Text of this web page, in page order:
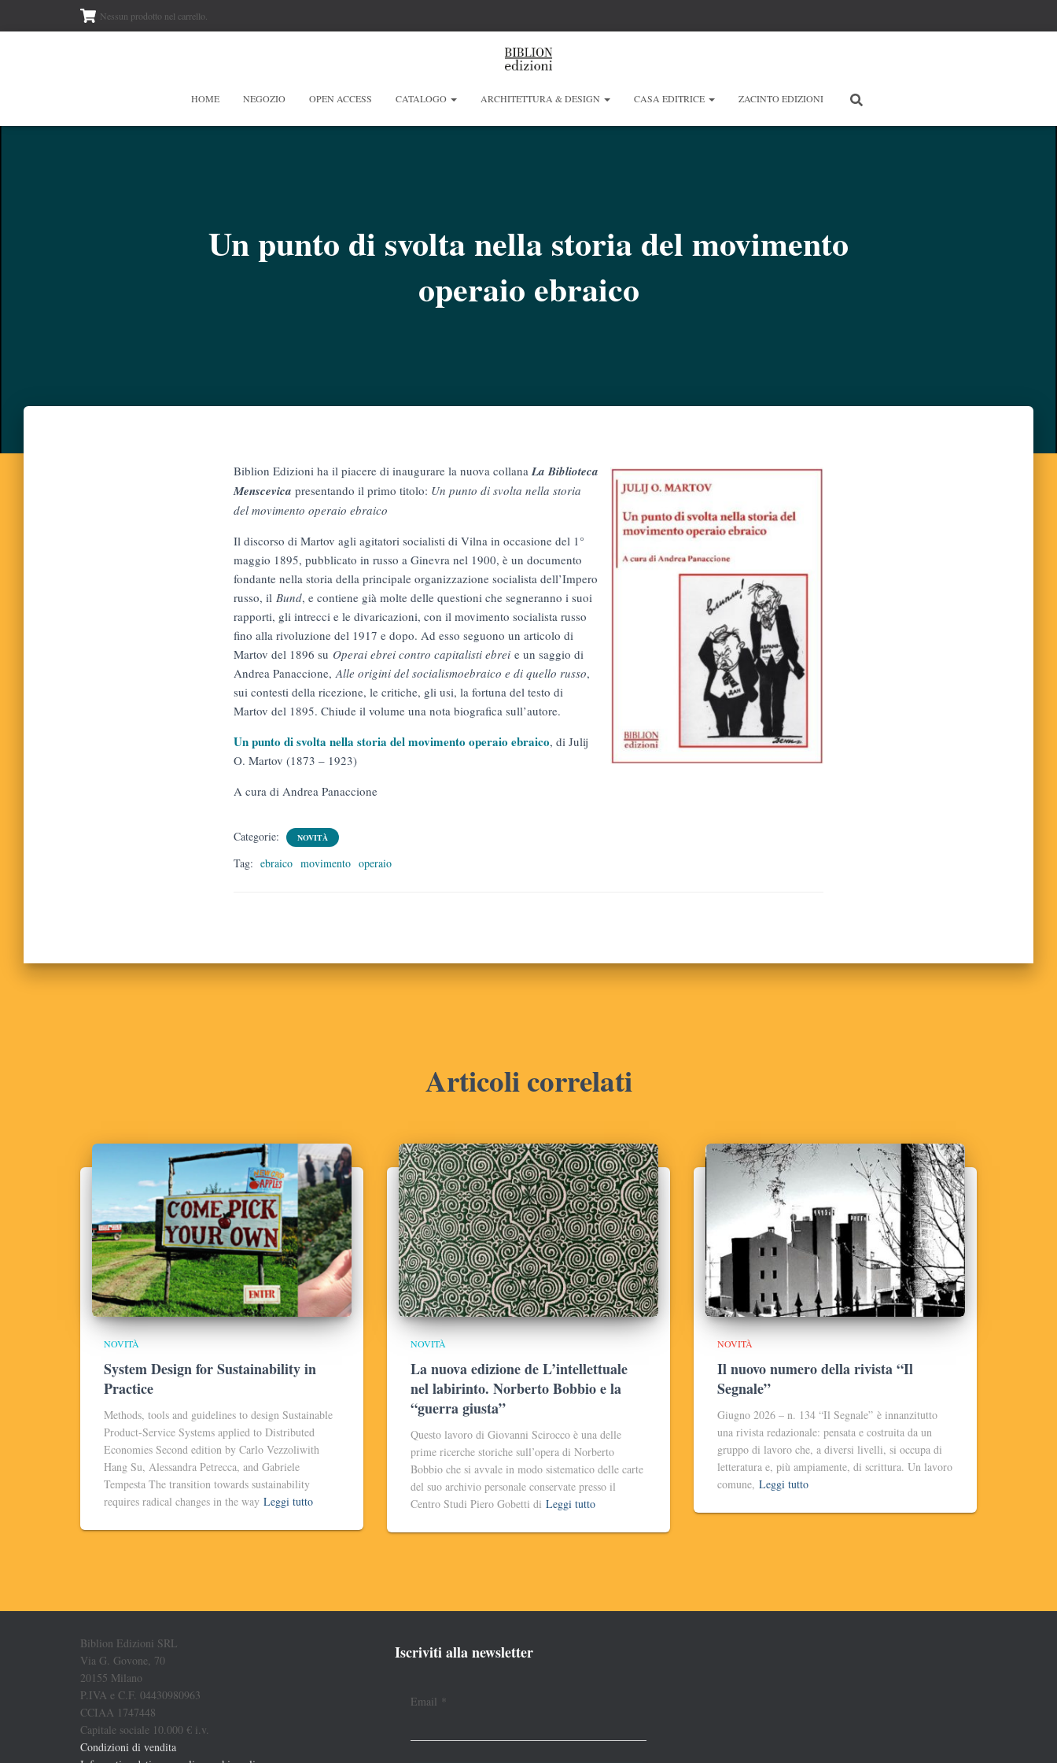
Nessun prodotto nel carrello.
HOME NEGOZIO OPEN ACCESS CATALOGO ARCHITETTURA & DESIGN CASA EDITRICE ZACINTO EDIZIONI
Un punto di svolta nella storia del movimento
operaio ebraico
Biblion Edizioni ha il piacere di inaugurare la nuova collanaLa Biblioteca
Menscevica presentando il primo titolo: Un punto di svolta nella storia
del movimento operaio ebraico
Il discorso di Martov agli agitatori socialisti di Vilna in occasione del 1°
maggio 1895, pubblicato in russo a Ginevra nel 1900, è un documento
fondante nella storia della principale organizzazione socialista dell’Impero
russo, il Bund, e contiene già molte delle questioni che segneranno i suoi
rapporti, gli intrecci e le divaricazioni, con il movimento socialista russo
fino alla rivoluzione del 1917 e dopo. Ad esso seguono un articolo di
Martov del 1896 su Operai ebrei contro capitalisti ebrei e un saggio di
Andrea Panaccione,Alle origini del socialismoebraico e di quello russo,
sui contesti della ricezione, le critiche, gli usi, la fortuna del testo di
Martov del 1895. Chiude il volume una nota biografica sull’autore.
Un punto di svolta nella storia del movimento operaio ebraico, di Julij
O. Martov (1873 – 1923)
A cura di Andrea Panaccione
Categorie: NOVITÀ
Tag: ebraico movimento operaio
Articoli correlati
NOVITÀ
System Design for Sustainability in
Practice
Methods, tools and guidelines to design Sustainable
Product-Service Systems applied to Distributed
Economies Second edition by Carlo Vezzoliwith
Hang Su, Alessandra Petrecca, and Gabriele
Tempesta The transition towards sustainability
requires radical changes in the way Leggi tutto
NOVITÀ
La nuova edizione de L’intellettuale
nel labirinto. Norberto Bobbio e la
“guerra giusta”
Questo lavoro di Giovanni Scirocco è una delle
prime ricerche storiche sull’opera di Norberto
Bobbio che si avvale in modo sistematico delle carte
del suo archivio personale conservate presso il
Centro Studi Piero Gobetti di Leggi tutto
NOVITÀ
Il nuovo numero della rivista “Il
Segnale”
Giugno 2026 – n. 134 “Il Segnale” è innanzitutto
una rivista redazionale: pensata e costruita da un
gruppo di lavoro che, a diversi livelli, si occupa di
letteratura e, più ampiamente, di scrittura. Un lavoro
comune, Leggi tutto
Biblion Edizioni SRL
Via G. Govone, 70
20155 Milano
P.IVA e C.F. 04430980963
CCIAA 1747448
Capitale sociale 10.000 € i.v.
Condizioni di vendita
Iscriviti alla newsletter
Email *